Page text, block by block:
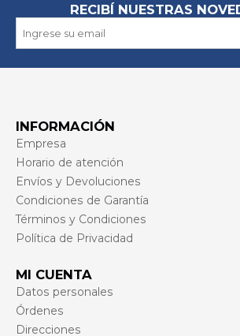
RECIBÍ NUESTRAS
INFORMACIÓN
Empresa
Horario de atención
Envíos y Devoluciones
Condiciones de Garantía
Términos y Condiciones
Política de Privacidad
MI CUENTA
Datos personales
Órdenes
Direcciones